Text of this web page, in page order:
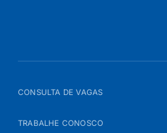
CONSULTA DE VAGAS
TRABALHE CONOSCO